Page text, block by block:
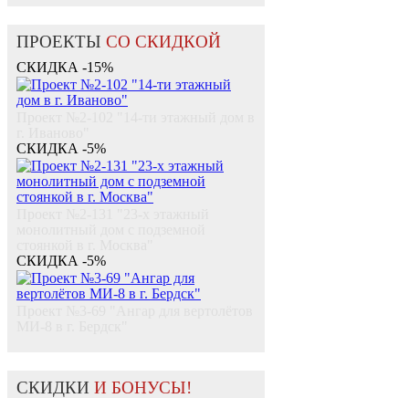
ПРОЕКТЫ СО СКИДКОЙ
СКИДКА -15%
СКИДКА -5%
СКИДКА -5%
СКИДКИ И БОНУСЫ!